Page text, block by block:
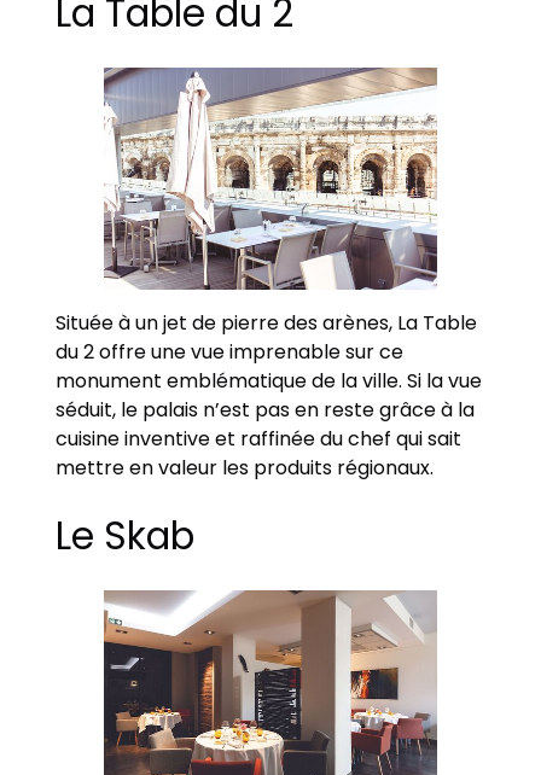
La Table du 2
Située à un jet de pierre des arènes, La Table
du 2 offre une vue imprenable sur ce
monument emblématique de la ville. Si la vue
séduit, le palais n’est pas en reste grâce à la
cuisine inventive et raffinée du chef qui sait
mettre en valeur les produits régionaux.
Le Skab